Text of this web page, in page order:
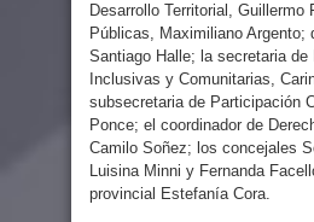
Desarrollo Territorial, Guillermo
Públicas, Maximiliano Argento;
Santiago Halle; la secretaria
Inclusivas y Comunitarias,
subsecretaria de Participación
Ponce; el coordinador de
Camilo Soñez; los concejales
Luisina Minni y Fernanda
provincial Estefanía Cora.